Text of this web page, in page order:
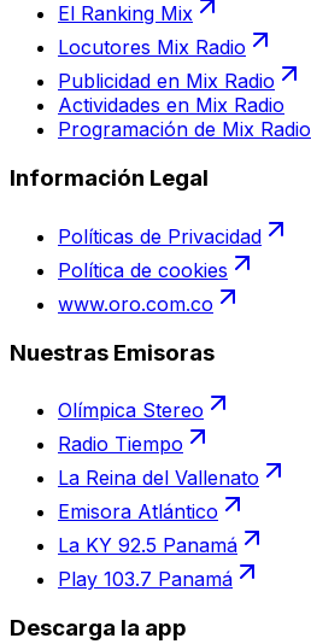
El Ranking Mix
Locutores Mix Radio
Publicidad en Mix Radio
Actividades en Mix Radio
Programación de Mix Radio
Información Legal
Políticas de Privacidad
Política de cookies
www.oro.com.co
Nuestras Emisoras
Olímpica Stereo
Radio Tiempo
La Reina del Vallenato
Emisora Atlántico
La KY 92.5 Panamá
Play 103.7 Panamá
Descarga la app